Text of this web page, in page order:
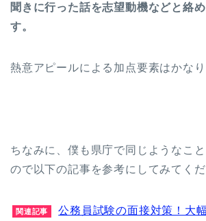
聞きに行った話を志望動機などと絡
す。
熱意アピールによる加点要素はかなり
ちなみに、僕も県庁で同じようなこ
ので以下の記事を参考にしてみてくだ
関連記事
公務員試験の面接対策！大